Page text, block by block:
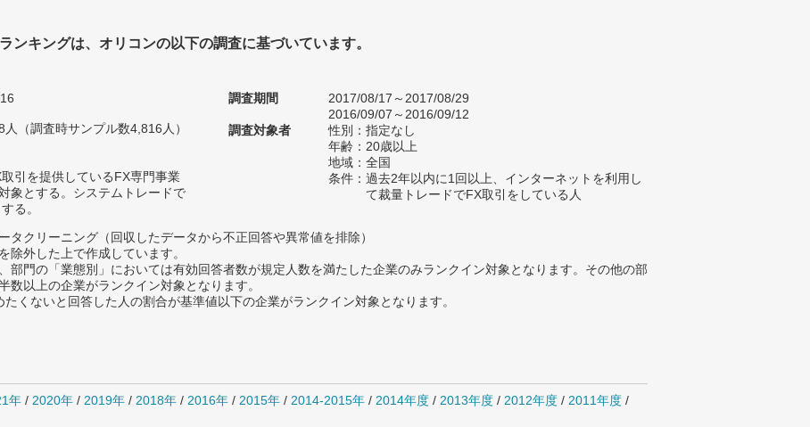
ンキングは、オリコンの以下の調査に基づいています。
人（調査時サンプル数4,816人）
引を提供しているFX専門事業
象とする。システムトレードで
る。
調査期間
2017/08/17～2017/08/29
2016/09/07～2016/09/12
調査対象者
性別：指定なし
年齢：20歳以上
地域：全国
条件：過去2年以内に1回以上、インターネットを利用し
て裁量トレードでFX取引をしている人
クリーニング（回収したデータから不正回答や異常値を排除）
外した上で作成しています。
門の「業態別」においては有効回答者数が規定人数を満たした企業のみランクイン対象となります。その他の部
数以上の企業がランクイン対象となります。
くないと回答した人の割合が基準値以下の企業がランクイン対象となります。
年 / 2020年 / 2019年 / 2018年 / 2016年 / 2015年 / 2014-2015年 / 2014年度 / 2013年度 / 2012年度 / 2011年度 /